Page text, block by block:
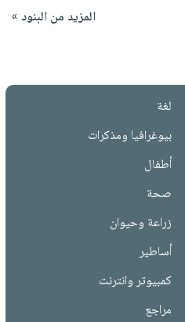
المزيد من البنود »
لغة
بيوغرافيا ومذكرات
أطفال
صحة
زراعة وحيوان
أساطير
كمبيوتر وانترنت
مراجع